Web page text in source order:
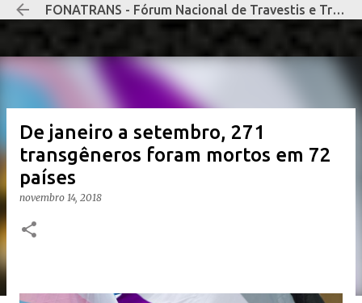
Pular para o conteúdo principal
FONATRANS - Fórum Nacional de Travestis e Transexuais Negras e Negros
De janeiro a setembro, 271
transgêneros foram mortos em 72
países
novembro 14, 2018